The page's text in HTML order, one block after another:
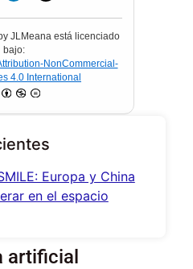
JLMeana está licenciado
bajo:
NonCommercial-
4.0 International
Europa y China
en el espacio
artificial